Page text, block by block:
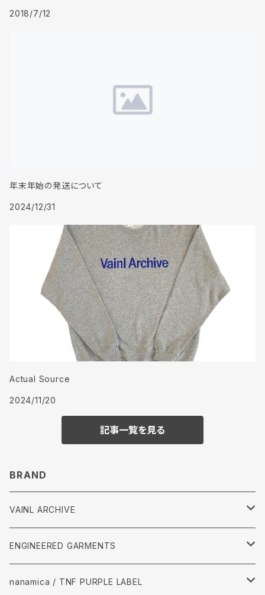
2018/7/12
年末年始の発送について
2024/12/31
Actual Source
2024/11/20
記事一覧を見る
BRAND
VAINL ARCHIVE
Tops
Pants
ENGINEERED GARMENTS
Tops
nanamica / TNF PURPLE LABEL